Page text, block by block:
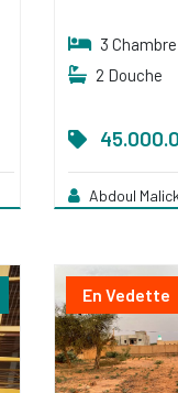
3 Chambre
2 Douche
Abdoul
En Vedette